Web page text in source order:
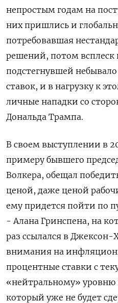
непростым годам на
них пришлись и
потребовавшая
решений, потом
подстегнувшей
ставок, и в нагрузку к
личные нападки со
Дональда Трампа.
В своем выступлении в
примеру бывшего
Волкера, обещал
ценой, даже ценой
ему придется пойти по
- Алана Гринспена, на
раз ссылался в Джексон-
внимания на
процентные ставки с
«нейтральному» уровню
который уже не будет